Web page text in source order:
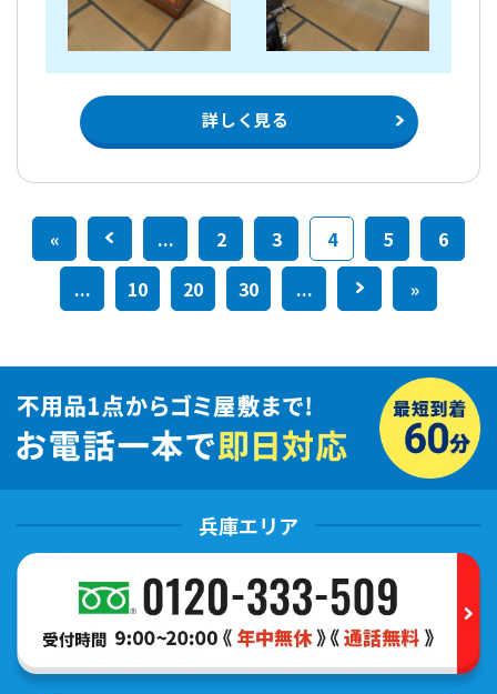
詳しく見る
« < ... 2 3 4 5
6
...
10 20 30 ... > »
兵庫エリア